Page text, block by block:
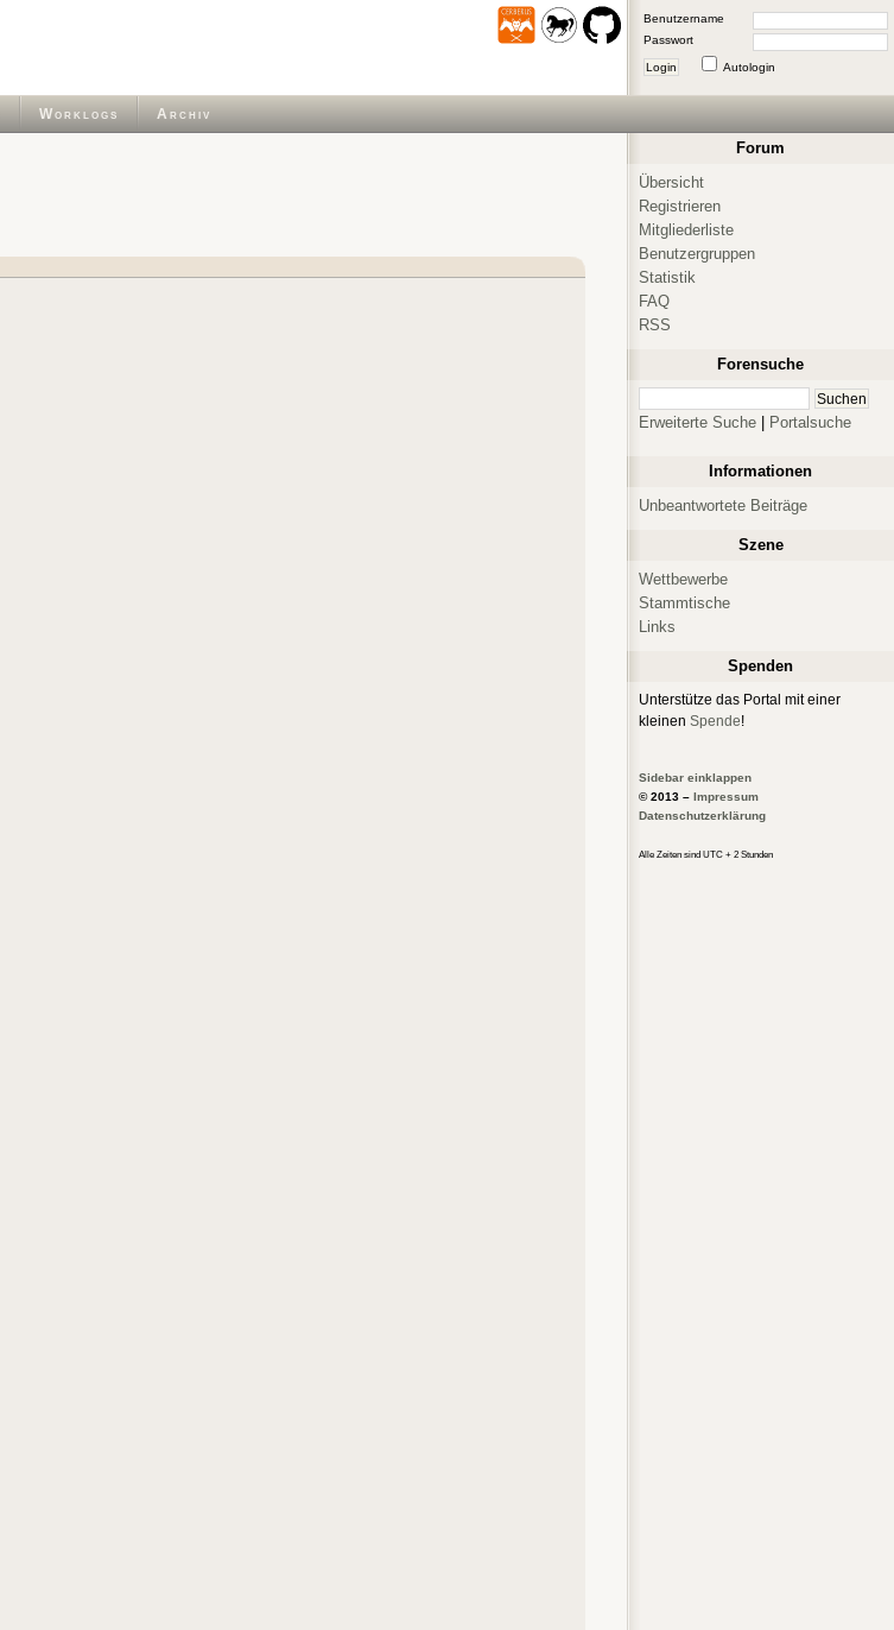
Benutzername
Passwort
Login Autologin
Worklogs Archiv
Forum
Übersicht
Registrieren
Mitgliederliste
Benutzergruppen
Statistik
FAQ
RSS
Forensuche
Erweiterte Suche Portalsuche
Informationen
Unbeantwortete Beiträge
Szene
Wettbewerbe
Stammtische
Links
Spenden
Unterstütze das Portal mit einer
kleinen Spende!
Sidebar einklappen
© 2013 – Impressum
Datenschutzerklärung
Alle Zeiten sind UTC + 2 Stunden